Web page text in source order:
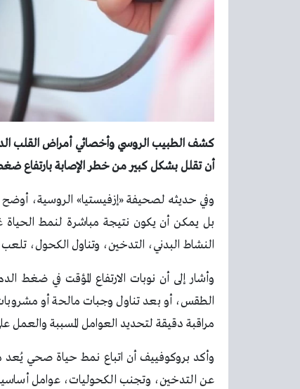
كشف الطبيب الروسي وأخصائي أمراض القلب
أن تقلل بشكل كبير من خطر الإصابة بارتفاع
وفي حديثه لصحيفة «إزفيستيا» الروسية،
بل يمكن أن يكون نتيجة مباشرة لنمط الحياة
النشاط البدني، التدخين، وتناول الكحول،
وأشار إلى أن نوبات الارتفاع المؤقت في
الطقس، أو بعد تناول وجبات مالحة أو مشروبات
مراقبة دقيقة لتحديد العوامل المسببة والعمل
وأكد بروكوفييف أن اتباع نمط حياة صحي يُعد
عن التدخين، وتجنب الكحوليات، عوامل